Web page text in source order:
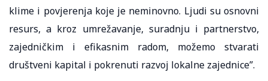
klime i povjerenja koje je neminovno. Ljudi su osnovni
resurs, a kroz umrežavanje, suradnju i partnerstvo,
zajedničkim i efikasnim radom, možemo stvarati
društveni kapital i pokrenuti razvoj lokalne zajednice”.